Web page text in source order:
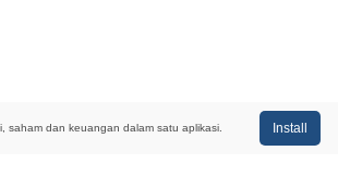
saham dan keuangan dalam satu aplikasi. Install